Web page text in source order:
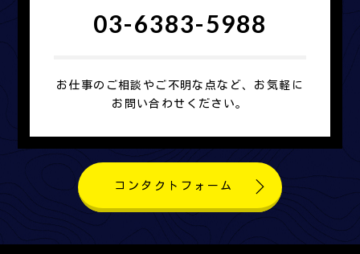
03-6383-5988
お仕事のご相談やご不明な点など、お気軽に
お問い合わせください。
コンタクトフォーム